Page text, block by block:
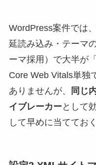
WordPress案件では
延読み込み・テーマ
ーマ採用）で大半が
Core Web Vitals単独
ありませんが、
同じ
イブレーカー として
して早めに当ててお